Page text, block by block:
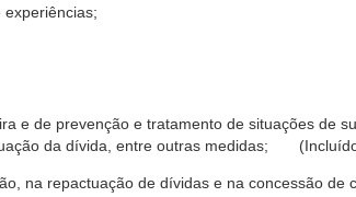
e de prevenção e tratamento de situações de
da dívida, entre outras medidas;
na repactuação de dívidas e na concessão